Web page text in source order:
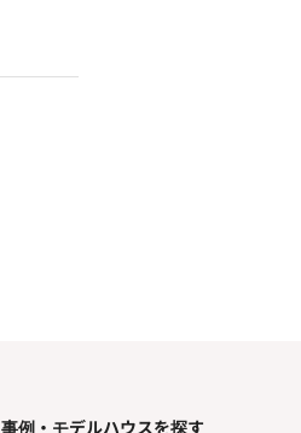
事例・モデルハウスを探す